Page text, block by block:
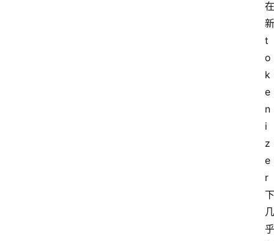
在
新
t
o
k
e
n
i
z
e
r
下
几
乎